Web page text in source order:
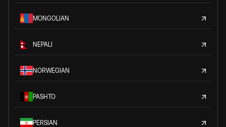
MONGOLIAN
NEPALI
NORWEGIAN
PASHTO
PERSIAN